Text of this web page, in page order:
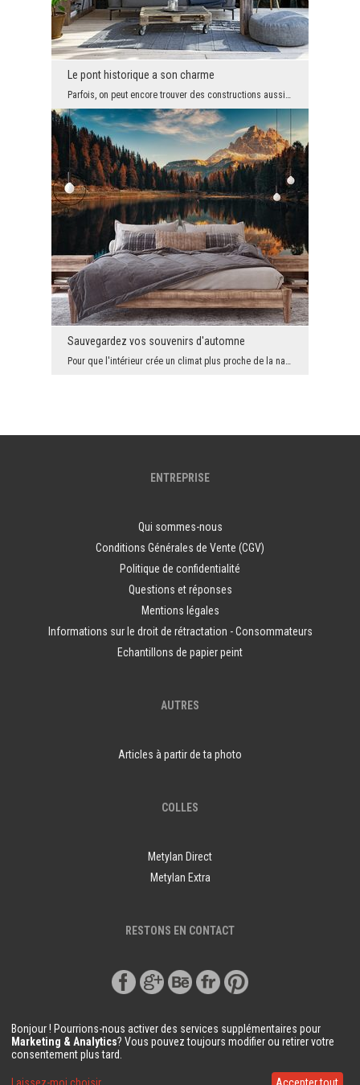
Le pont historique a son charme
Parfois, on peut encore trouver des constructions aussi anciennes. Abandonnés, hors d'usage, ils ...
Sauvegardez vos souvenirs d'automne
Pour que l'intérieur crée un climat plus proche de la nature, il n'est pas nécessaire d'investir ...
ENTREPRISE
Qui sommes-nous
Conditions Générales de Vente (CGV)
Politique de confidentialité
Questions et réponses
Mentions légales
Informations sur le droit de rétractation - Consommateurs
Echantillons de papier peint
AUTRES
Articles à partir de ta photo
COLLES
Metylan Direct
Metylan Extra
RESTONS EN CONTACT
Bonjour ! Pourrions-nous activer des services supplémentaires pour
Marketing & Analytics? Vous pouvez toujours modifier ou retirer votre
consentement plus tard.